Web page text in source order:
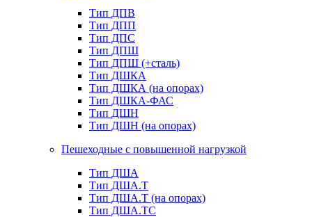
Тип ДПВ
Тип ДПП
Тип ДПС
Тип ДПШ
Тип ДПШ (+сталь)
Тип ДШКА
Тип ДШКА (на опорах)
Тип ДШКА-ФАС
Тип ДШН
Тип ДШН (на опорах)
Пешеходные с повышенной нагрузкой
Тип ДША
Тип ДША.Т
Тип ДША.Т (на опорах)
Тип ДША.ТС